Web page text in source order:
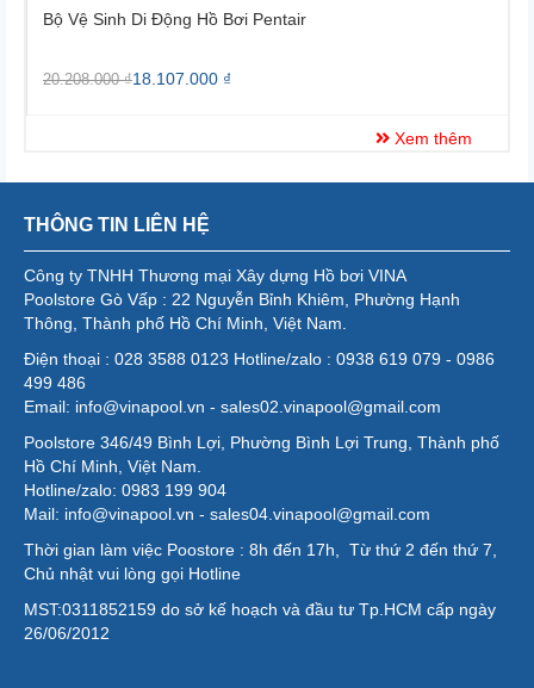
Bộ Vệ Sinh Di Động Hồ Bơi Pentair
25.338.000 ₫21.100.000 ₫
Xem thêm
THÔNG TIN LIÊN HỆ
Công ty TNHH Thương mại Xây dựng Hồ bơi VINA
Poolstore Gò Vấp : 22 Nguyễn Bỉnh Khiêm, Phường Hạnh
Thông, Thành phố Hồ Chí Minh, Việt Nam.
Điện thoại : 028 3588 0123 Hotline/zalo : 0938 619 079 - 0986
499 486
Email: info@vinapool.vn - sales02.vinapool@gmail.com
Poolstore 346/49 Bình Lợi, Phường Bình Lợi Trung, Thành phố
Hồ Chí Minh, Việt Nam.
Hotline/zalo: 0983 199 904
Mail: info@vinapool.vn - sales04.vinapool@gmail.com
Thời gian làm việc Poostore : 8h đến 17h, Từ thứ 2 đến thứ 7,
Chủ nhật vui lòng gọi Hotline
MST:0311852159 do sở kế hoạch và đầu tư Tp.HCM cấp ngày
26/06/2012